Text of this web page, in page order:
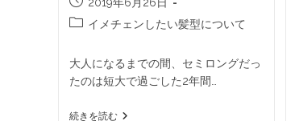
イメチェンしたい髪型について
大人になるまでの間、セミロングだっ
たのは短大で過ごした2年間…
続きを読む